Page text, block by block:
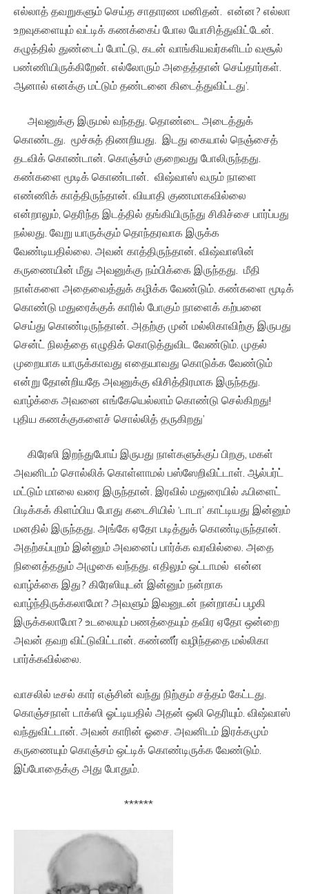
எல்லாத் தவறுகளும் செய்த சாதாரண மனிதன். என்ன? எல்லா
உறவுகளையும் வட்டிக் கணக்கைப் போல யோசித்துவிட்டேன்.
கழுத்தில் துண்டைப் போட்டு, கடன் வாங்கியவர்களிடம் வசூல்
பண்ணியிருக்கிறேன். எல்லோரும் அதைத்தான் செய்தார்கள்.
ஆனால் எனக்கு மட்டும் தண்டனை கிடைத்துவிட்டது’.
அவனுக்கு இருமல் வந்தது. தொண்டை அடைத்துக்
கொண்டது. மூச்சுத் திணறியது. இடது கையால் நெஞ்சைத்
தடவிக் கொண்டான். கொஞ்சம் குறைவது போலிருந்தது.
கண்களை மூடிக் கொண்டான். விஷ்வாஸ் வரும் நாளை
எண்ணிக் காத்திருந்தான். வியாதி குணமாகவில்லை
என்றாலும், தெரிந்த இடத்தில் தங்கியிருந்து சிகிச்சை பார்ப்பது
நல்லது. வேறு யாருக்கும் தொந்தரவாக இருக்க
வேண்டியதில்லை. அவன் காத்திருந்தான். விஷ்வாஸின்
கருணையின் மீது அவனுக்கு நம்பிக்கை இருந்தது. மீதி
நாள்களை அதைவைத்துக் கழிக்க வேண்டும். கண்களை மூடிக்
கொண்டு மதுரைக்குக் காரில் போகும் நாளைக் கற்பனை
செய்து கொண்டிருந்தான். அதற்கு முன் மல்லிகாவிற்கு இருபது
சென்ட் நிலத்தை எழுதிக் கொடுத்துவிட வேண்டும். முதல்
முறையாக யாருக்காவது எதையாவது கொடுக்க வேண்டும்
என்று தோன்றியதே அவனுக்கு விசித்திரமாக இருந்தது.
வாழ்க்கை அவனை எங்கேயெல்லாம் கொண்டு செல்கிறது!
புதிய கணக்குகளைச் சொல்லித் தருகிறது’
கிரேஸி இறந்துபோய் இருபது நாள்களுக்குப் பிறகு, மகள்
அவனிடம் சொல்லிக் கொள்ளாமல் பஸ்ஸேறிவிட்டாள். ஆல்பர்ட்
மட்டும் மாலை வரை இருந்தான். இரவில் மதுரையில் ஃபிளைட்
பிடிக்கக் கிளம்பிய போது கடைசியில் ‘டாடா’ காட்டியது இன்னும்
மனதில் இருந்தது. அங்கே ஏதோ படித்துக் கொண்டிருந்தான்.
அதற்கப்புறம் இன்னும் அவனைப் பார்க்க வரவில்லை. அதை
நினைத்ததும் அழுகை வந்தது. எதிலும் ஒட்டாமல் என்ன
வாழ்க்கை இது? கிரேஸியுடன் இன்னும் நன்றாக
வாழ்ந்திருக்கலாமோ? அவளும் இவனுடன் நன்றாகப் பழகி
இருக்கலாமோ? உடலையும் பணத்தையும் தவிர ஏதோ ஒன்றை
அவன் தவற விட்டுவிட்டான். கண்ணீர் வழிந்ததை மல்லிகா
பார்க்கவில்லை.
வாசலில் டீசல் கார் எஞ்சின் வந்து நிற்கும் சத்தம் கேட்டது.
கொஞ்சநாள் டாக்ஸி ஓட்டியதில் அதன் ஒலி தெரியும். விஷ்வாஸ்
வந்துவிட்டான். அவன் காரின் ஓசை. அவனிடம் இரக்கமும்
கருணையும் கொஞ்சம் ஒட்டிக் கொண்டிருக்க வேண்டும்.
இப்போதைக்கு அது போதும்.
******